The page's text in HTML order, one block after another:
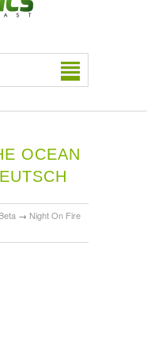
OCEAN
→ Night On Fire